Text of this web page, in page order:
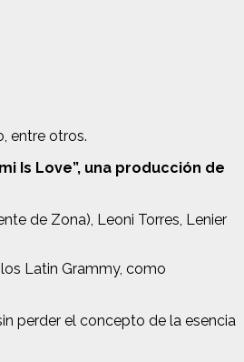
entre otros.
Is Love”, una producción de
de Zona), Leoni Torres, Lenier
Latin Grammy, como
perder el concepto de la esencia